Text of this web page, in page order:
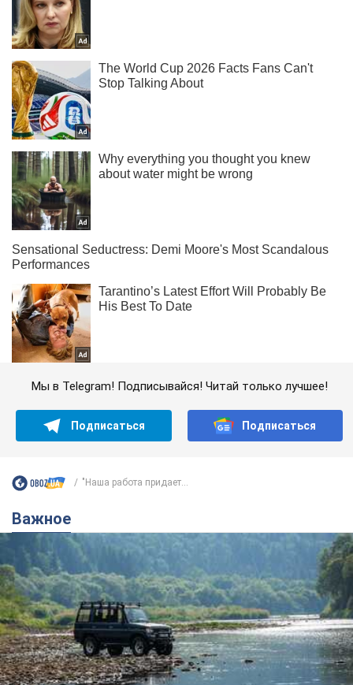
Мы в Telegram! Подписывайся! Читай только лучшее!
Подписаться Подписаться
"Наша работа придает...
Важное